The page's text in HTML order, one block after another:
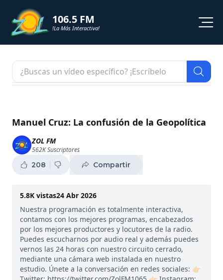
106.5 FM
!La Más Interactiva!
NOTICIAS
SHORTS
PODCAST
ZOL TV
Manuel Cruz: La confusión de la Geopolítica
ZOL FM
562KSuscriptores
208 Compartir
5.8K vistas24 Abr 2026
Nuestra programación es totalmente interactiva,
contamos con los mejores programas, encabezados
por los mejores productores y locutores de la radio.
Puedes escucharnos por audio real y además puedes
vernos las 24 horas con nuestro circuito cerrado,
mediante una cámara web instalada en nuestro
estudio. Únete a la conversación en redes sociales: 👉🏻